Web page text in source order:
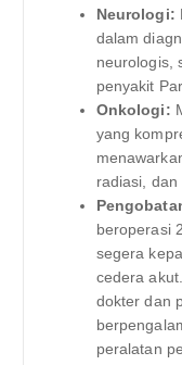
Neurologi:
dalam
neurologis,
penyakit
Onkologi:
yang
radiasi, dan
beroperasi
segera
cedera
dokter dan
peralatan